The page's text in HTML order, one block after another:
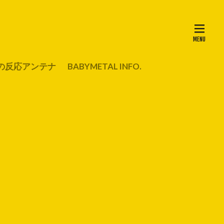
反応アンテナ BABYMETAL INFO.